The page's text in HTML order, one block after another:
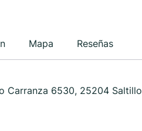
Mapa Reseñas
Carranza 6530, 25204 Saltillo